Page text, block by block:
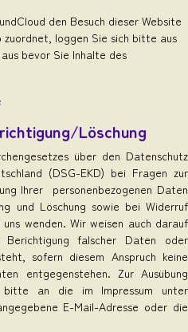
den Besuch dieser Website
loggen Sie sich bitte aus
bevor Sie Inhalte des
Löschung
über den Datenschutz
(DSG-EKD) bei Fragen zur
Ihrer personenbezogenen Daten
und Löschung sowie bei Widerruf
wenden. Wir weisen auch darauf
falscher Daten oder
sofern diesem Anspruch keine
entgegenstehen. Zur Ausübung
an die im Impressum unter
E-Mail-Adresse oder die